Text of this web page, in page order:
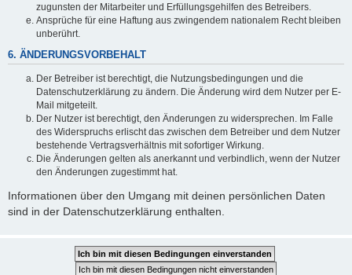
zugunsten der Mitarbeiter und Erfüllungsgehilfen des Betreibers.
Ansprüche für eine Haftung aus zwingendem nationalem Recht bleiben
unberührt.
6. ÄNDERUNGSVORBEHALT
Der Betreiber ist berechtigt, die Nutzungsbedingungen und die
Datenschutzerklärung zu ändern. Die Änderung wird dem Nutzer per E-
Mail mitgeteilt.
Der Nutzer ist berechtigt, den Änderungen zu widersprechen. Im Falle
des Widerspruchs erlischt das zwischen dem Betreiber und dem Nutzer
bestehende Vertragsverhältnis mit sofortiger Wirkung.
Die Änderungen gelten als anerkannt und verbindlich, wenn der Nutzer
den Änderungen zugestimmt hat.
Informationen über den Umgang mit deinen persönlichen Daten
sind in der Datenschutzerklärung enthalten.